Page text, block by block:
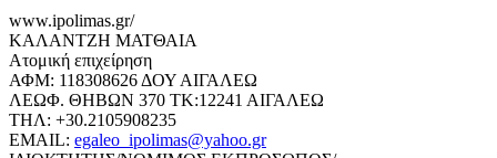
www.ipolimas.gr/
ΚΑΛΑΝΤΖΗ ΜΑΤΘΑΙΑ
Ατομική επιχείρηση
ΑΦΜ: 118308626 ΔΟΥ ΑΙΓΑΛΕΩ
ΛΕΩΦ. ΘΗΒΩΝ 370 ΤΚ:12241 ΑΙΓΑΛΕΩ
ΤΗΛ: +30.2105908235
EMAIL: egaleo_ipolimas@yahoo.gr